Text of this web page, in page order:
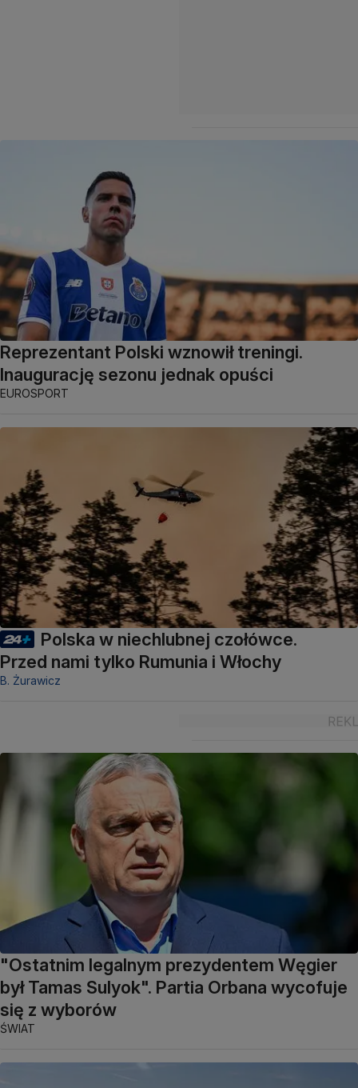
Reprezentant Polski wznowił treningi.
Inaugurację sezonu jednak opuści
EUROSPORT
Polska w niechlubnej czołówce.
Przed nami tylko Rumunia i Włochy
B. Żurawicz
"Ostatnim legalnym prezydentem Węgier
był Tamas Sulyok". Partia Orbana wycofuje
się z wyborów
ŚWIAT